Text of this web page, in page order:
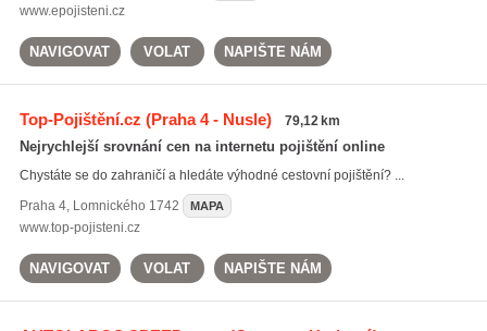
www.epojisteni.cz
NAVIGOVAT VOLAT NAPIŠTE NÁM
Top-Pojištění.cz (Praha 4 - Nusle) 79,12 km
Nejrychlejší srovnání cen na internetu pojištění online
Chystáte se do zahraničí a hledáte výhodné cestovní pojištění? ...
Praha 4, Lomnického 1742 MAPA
www.top-pojisteni.cz
NAVIGOVAT VOLAT NAPIŠTE NÁM